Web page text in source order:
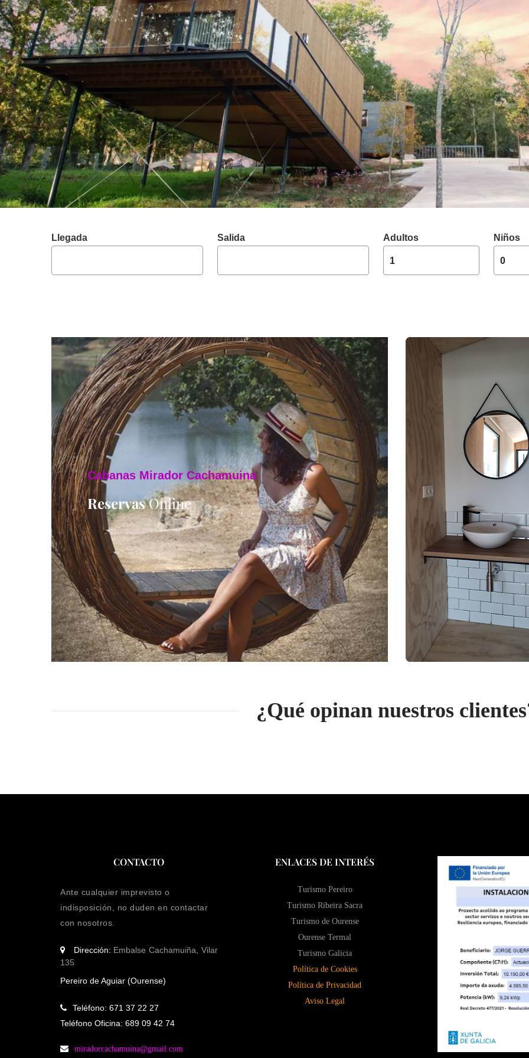
Llegada Salida Adultos Niños
ReservasOnline
Cabanas Mirador Cachamuina
¿Qué opinan nuestros
CONTACTO
Ante cualquier imprevisto o
indisposición, no duden en contactar
con nosotros.
Dirección: Embalse Cachamuiña, Vilar
135
Pereiro de Aguiar (Ourense)
Teléfono: 671 37 22 27
Teléfono Oficina: 689 09 42 74
miradorcachamuina@gmail.com
ENLACES DE INTERÉS
Turismo Pereiro
Turismo Ribeira Sacra
Turismo de Ourense
Ourense Termal
Turismo Galicia
Política de Cookies
Política de Privacidad
Aviso Legal